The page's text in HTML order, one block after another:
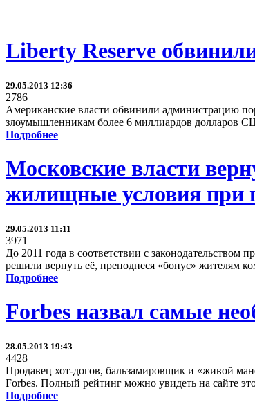
Liberty Reserve
29.05.2013 12:36
2786
Американские власти обвинили администрацию
злоумышленникам более 6 миллиардов долларов
Подробнее
Московские власти
жилищные условия при
29.05.2013 11:11
3971
До 2011 года в соответствии с
решили вернуть её, преподнеся «бонус» жителям
Подробнее
Forbes назвал самые
28.05.2013 19:43
4428
Продавец хот-догов, бальзамировщик и «живой
Forbes. Полный рейтинг можно увидеть на сайте
Подробнее